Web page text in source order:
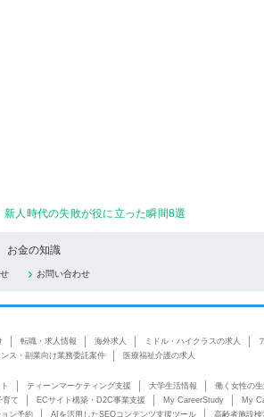
人時代の失敗が役に立った瞬間8選
お金の知識
お問い合わせ
転職・求人情報 海外求人 ミドル・ハイクラスの求人
ス・副業向け業務委託案件
医療福祉介護の求人
ティーンマーケティング支援 大学生活情報 働く女性の生
育て ECサイト構築・D2C事業支援 My CareerStudy
My
ン予約 AIを活用したSEOコンテンツ支援ツール 高齢者施設